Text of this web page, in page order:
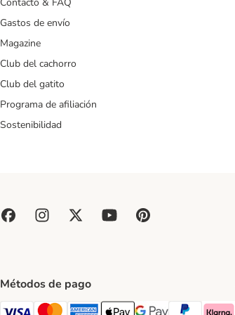
Gastos de envío
Magazine
Club del cachorro
Club del gatito
Programa de afiliación
Sostenibilidad
Métodos de pago